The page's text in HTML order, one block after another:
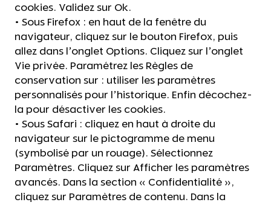
cookies. Validez sur Ok.
• Sous Firefox : en haut de la fenêtre du
navigateur, cliquez sur le bouton Firefox, puis
allez dans l’onglet Options. Cliquez sur l’onglet
Vie privée. Paramétrez les Règles de
conservation sur : utiliser les paramètres
personnalisés pour l’historique. Enfin décochez-
la pour désactiver les cookies.
• Sous Safari : cliquez en haut à droite du
navigateur sur le pictogramme de menu
(symbolisé par un rouage). Sélectionnez
Paramètres. Cliquez sur Afficher les paramètres
avancés. Dans la section « Confidentialité »,
cliquez sur Paramètres de contenu. Dans la